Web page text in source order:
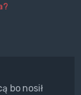
bo nosił